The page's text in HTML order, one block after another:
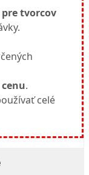
tvorcov
.
celé